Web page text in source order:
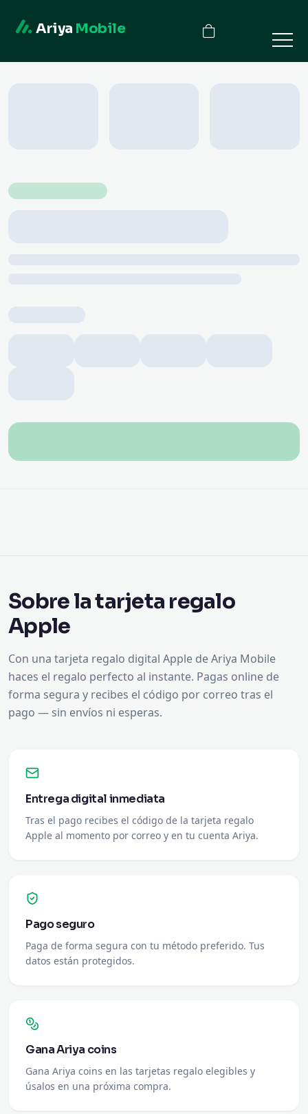
Ariya Mobile
Sobre la tarjeta regalo
Apple
Con una tarjeta regalo digital Apple de Ariya Mobile
haces el regalo perfecto al instante. Pagas online de
forma segura y recibes el código por correo tras el
pago — sin envíos ni esperas.
Entrega digital inmediata
Tras el pago recibes el código de la tarjeta regalo
Apple al momento por correo y en tu cuenta Ariya.
Pago seguro
Paga de forma segura con tu método preferido. Tus
datos están protegidos.
Gana Ariya coins
Gana Ariya coins en las tarjetas regalo elegibles y
úsalos en una próxima compra.